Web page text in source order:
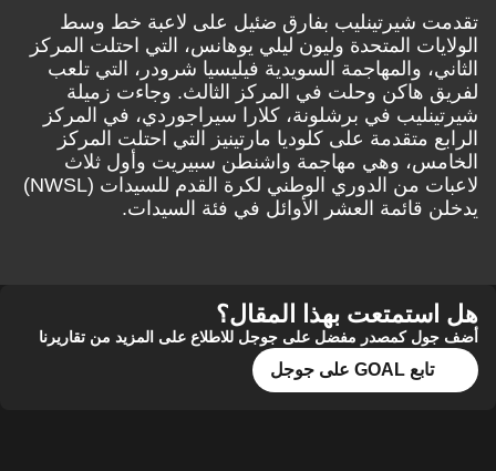
تقدمت شيرتينليب بفارق ضئيل على لاعبة خط وسط
الولايات المتحدة وليون ليلي يوهانس، التي احتلت المركز
الثاني، والمهاجمة السويدية فيليسيا شرودر، التي تلعب
لفريق هاكن وحلت في المركز الثالث. وجاءت زميلة
شيرتينليب في برشلونة، كلارا سيراجوردي، في المركز
الرابع متقدمة على كلوديا مارتينيز التي احتلت المركز
الخامس، وهي مهاجمة واشنطن سبيريت وأول ثلاث
لاعبات من الدوري الوطني لكرة القدم للسيدات (NWSL)
يدخلن قائمة العشر الأوائل في فئة السيدات.
هل استمتعت بهذا المقال؟
أضف جول كمصدر مفضل على جوجل للاطلاع على المزيد من تقاريرنا
تابع GOAL على جوجل